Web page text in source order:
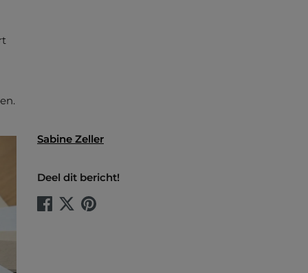
Sabine Zeller
Deel dit bericht!